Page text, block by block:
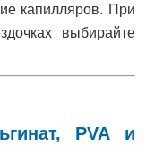
капилляров. При
выбирайте
PVA и